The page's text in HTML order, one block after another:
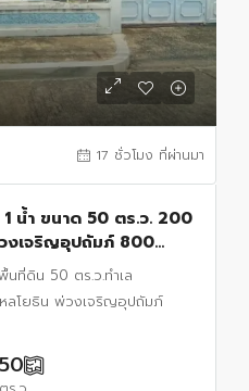
17 ชั่วโมง ที่ผ่านมา
น้ำ ขนาด 50 ตร.ว. 200
งเจริญอุปถัมภ์ 800
ลวิภาวดีรังสิต 80-84
นที่ดิน 50 ตร.ว.ทำเล
ลโยธิน พ่วงเจริญอุปถัมภ์
50